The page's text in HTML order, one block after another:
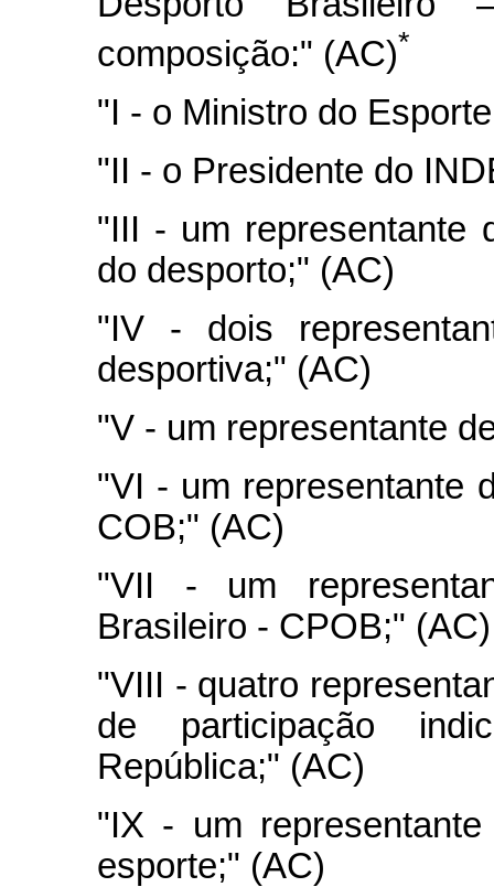
composição:" (AC)*
"I - o Ministro do
"II - o Presidente do
"III - um representante
do desporto;" (AC)
"IV - dois
desportiva;" (AC)
"V - um representante
"VI - um representante
COB;" (AC)
"VII - um
Brasileiro - CPOB;" (AC)
"VIII - quatro
de participação
República;" (AC)
"IX - um
esporte;" (AC)